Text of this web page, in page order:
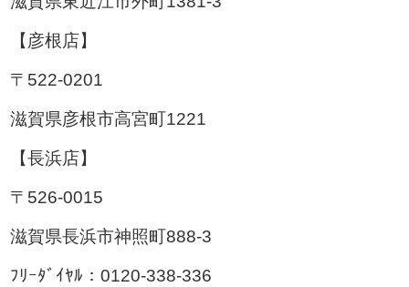
【彦根店】
〒522-0201
滋賀県彦根市高宮町1221
【長浜店】
〒526-0015
滋賀県長浜市神照町888-3
ﾌﾘｰﾀﾞｲﾔﾙ：0120-338-336